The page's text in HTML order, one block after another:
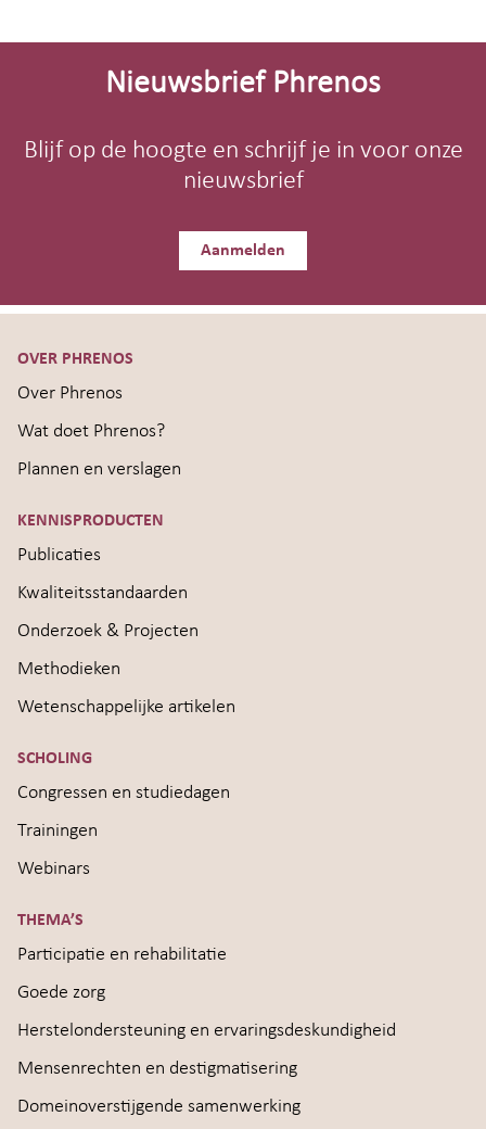
Site-
Nieuwsbrief Phrenos
Blijf op de hoogte en schrijf je in voor onze
nieuwsbrief
Aanmelden
OVER PHRENOS
Over Phrenos
Wat doet Phrenos?
Plannen en verslagen
KENNISPRODUCTEN
Publicaties
Kwaliteitsstandaarden
Onderzoek & Projecten
Methodieken
Wetenschappelijke artikelen
SCHOLING
Congressen en studiedagen
Trainingen
Webinars
THEMA’S
Participatie en rehabilitatie
Goede zorg
Herstelondersteuning en ervaringsdeskundigheid
Mensenrechten en destigmatisering
Domeinoverstijgende samenwerking